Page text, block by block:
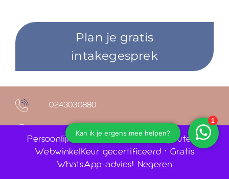
Plan je gratis
intakegesprek
0243030880
Ruime openingstijden
info@laserenhuidkliniekmalden.nl
Persoonlijk advies door huidtherapeuten •
WebwinkelKeur gecertificeerd • Gratis
WhatsApp-advies!Negeren